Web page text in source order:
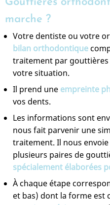
Gouttières
marche ?
Votre dentiste ou votre
bilan orthodontique
traitement par
votre situation.
Il prend une empreinte
vos dents.
Les informations sont
nous fait parvenir une
traitement. Il nous
plusieurs paires de
spécialement élaborées
À chaque étape
et bas) dont la forme est